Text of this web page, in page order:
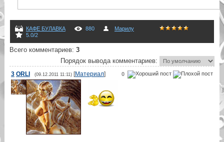
КАФЕ БУЛАВКА 880
Марилу
5.0/2
Всего комментариев: 3
Порядок вывода комментариев:
0
3 ORLI (09.12.2011 11:11)[Материал]